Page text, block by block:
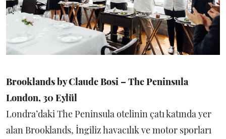
Brooklands by Claude Bosi – The Peninsula
London, 30 Eylül
Londra’daki The Peninsula otelinin çatı katında yer
alan Brooklands, İngiliz havacılık ve motor sporları